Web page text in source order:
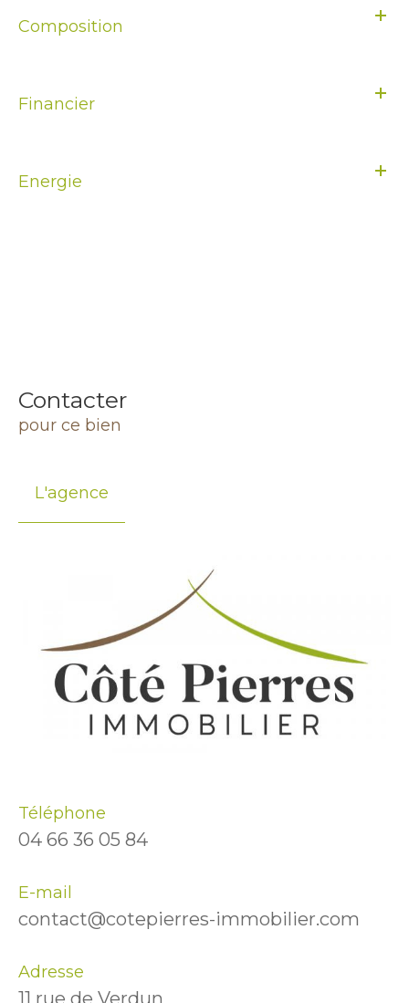
Composition
Financier
Energie
Contacter
pour ce bien
L'agence
Téléphone
04 66 36 05 84
E-mail
contact@cotepierres-immobilier.com
Adresse
11 rue de Verdun